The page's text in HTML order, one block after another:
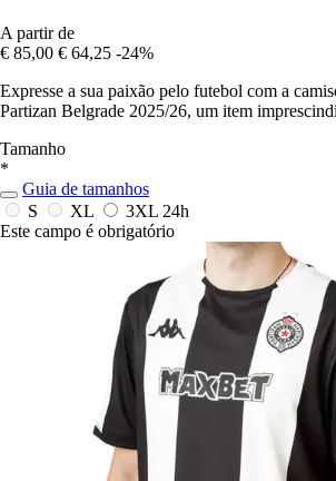
A partir de
€ 85,00 € 64,25 -24%
Expresse a sua paixão pelo futebol com a
Partizan Belgrade 2025/26, um item
Tamanho
*
Guia de tamanhos
S
XL 3XL 24h
Este campo é obrigatório